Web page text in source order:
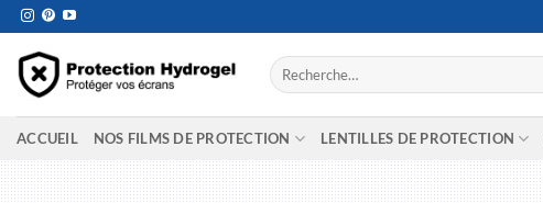
Passer
au
contenu
Recherche
pour :
ACCUEIL NOS FILMS DE PROTECTION LENTILLES DE PROTECTION